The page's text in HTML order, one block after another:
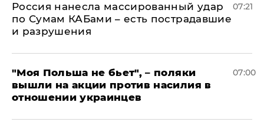
Россия нанесла массированный удар
по Сумам КАБами – есть пострадавшие
и разрушения
07:21
"Моя Польша не бьет", – поляки
вышли на акции против насилия в
отношении украинцев
07:00